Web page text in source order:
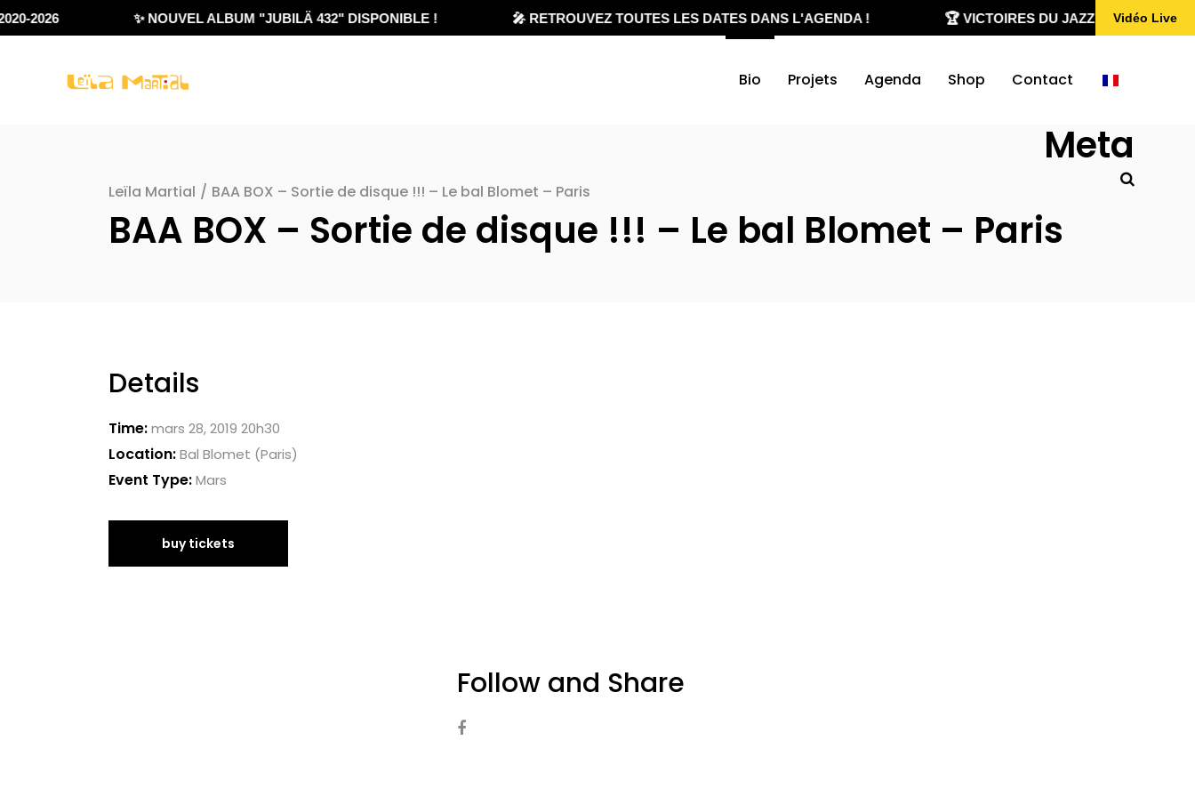
2026 ✨ NOUVEL ALBUM "JUBILÄ 432" DISPONIBLE ! 🎤 RETROUVEZ TOUTES LES DATES DANS L'AGENDA ! 🏆 VICTOIRES DU JAZZ 2020-2026Vidéo Live
Bio Projets Agenda Shop Contact
Meta
Leïla Martial / BAA BOX – Sortie de disque !!! – Le bal Blomet – Paris
BAA BOX – Sortie de disque !!! – Le bal Blomet – Paris
Details
Time:mars 28, 2019 20h30
Location:Bal Blomet (Paris)
Event Type:Mars
buy tickets
Follow and Share